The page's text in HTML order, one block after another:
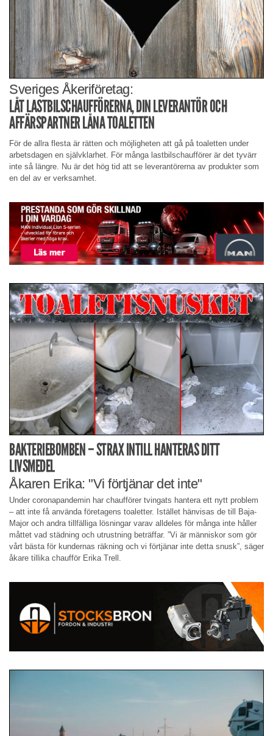
Sveriges Åkeriföretag:
LÅT LASTBILSCHAUFFÖRERNA, DIN LEVERANTÖR OCH
AFFÄRSPARTNER LÅNA TOALETTEN
För de allra flesta är rätten och möjligheten att gå på toaletten under
arbetsdagen en självklarhet. För många lastbilschaufförer är det tyvärr
inte så längre. Nu är det hög tid att se leverantörerna av produkter som
en del av er verksamhet.
BAKTERIEBOMBEN – STRAX INTILL HANTERAS DITT
LIVSMEDEL
Åkaren Erika: "Vi förtjänar det inte"
Under coronapandemin har chaufförer tvingats hantera ett nytt problem
– att inte få använda företagens toaletter. Istället hänvisas de till Baja-
Major och andra tillfälliga lösningar varav alldeles för många inte håller
måttet vad städning och utrustning beträffar. ”Vi är människor som gör
vårt bästa för kundernas räkning och vi förtjänar inte detta snusk”, säger
åkare tillika chaufför Erika Trell.